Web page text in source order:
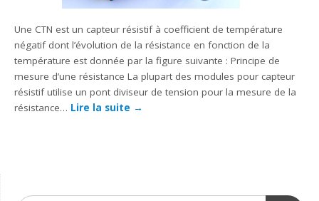
Une CTN est un capteur résistif à coefficient de température
négatif dont l’évolution de la résistance en fonction de la
température est donnée par la figure suivante : Principe de
mesure d’une résistance La plupart des modules pour capteur
résistif utilise un pont diviseur de tension pour la mesure de la
résistance… Lire la suite →